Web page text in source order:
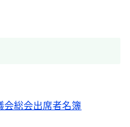
総会出席者名簿